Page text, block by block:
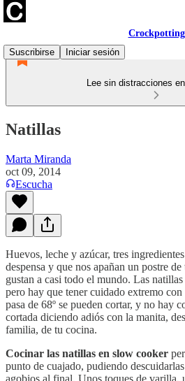
Crockpotting
Suscribirse
Iniciar sesión
Lee sin distracciones
Natillas
Marta Miranda
oct 09, 2014
Escucha
Huevos, leche y azúcar, tres
despensa y que nos apañan un postre
gustan a casi todo el mundo. Las
pero hay que tener cuidado extremo
pasa de 68º se pueden cortar, y no hay
cortada diciendo adiós con la manita,
familia, de tu cocina.
Cocinar las natillas en slow cooker
punto de cuajado, pudiendo
agobios al final. Unos toques de varilla,